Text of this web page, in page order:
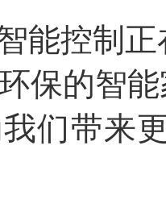
能控制
保的智
们带来